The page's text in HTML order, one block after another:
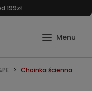
199zł
Choinka ścienna